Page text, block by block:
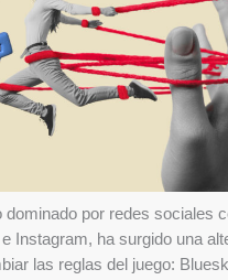
dominado por redes sociales
Instagram, ha surgido una
las reglas del juego: